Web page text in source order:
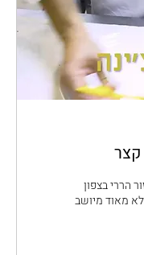
קצר
הררי בצפון
לא מאוד מיושב